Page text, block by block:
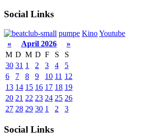
Social Links
pumpe KinoYoutube
«
April 2026
»
M D M D F S
S
30 31 1 2 3 4
5
6
7 8 9 10 11 12
13 14 15 16 17 18 19
20 21 22 23 24 25 26
27 28 29 30 1 2 3
Social Links